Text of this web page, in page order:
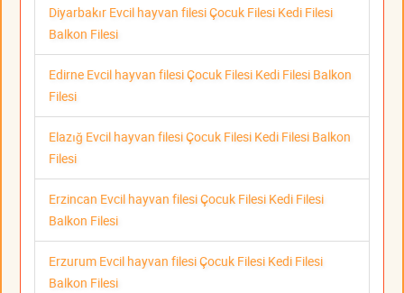
Diyarbakır Evcil hayvan filesi Çocuk Filesi Kedi Filesi
Balkon Filesi
Edirne Evcil hayvan filesi Çocuk Filesi Kedi Filesi Balkon
Filesi
Elazığ Evcil hayvan filesi Çocuk Filesi Kedi Filesi Balkon
Filesi
Erzincan Evcil hayvan filesi Çocuk Filesi Kedi Filesi
Balkon Filesi
Erzurum Evcil hayvan filesi Çocuk Filesi Kedi Filesi
Balkon Filesi